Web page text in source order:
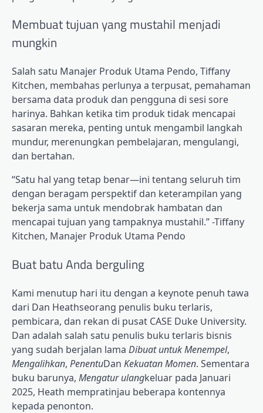
Membuat tujuan yang mustahil menjadi
mungkin
Salah satu Manajer Produk Utama Pendo, Tiffany
Kitchen, membahas perlunya a terpusat, pemahaman
bersama data produk dan pengguna di sesi sore
harinya. Bahkan ketika tim produk tidak mencapai
sasaran mereka, penting untuk mengambil langkah
mundur, merenungkan pembelajaran, mengulangi,
dan bertahan.
“Satu hal yang tetap benar—ini tentang seluruh tim
dengan beragam perspektif dan keterampilan yang
bekerja sama untuk mendobrak hambatan dan
mencapai tujuan yang tampaknya mustahil.” -Tiffany
Kitchen, Manajer Produk Utama Pendo
Buat batu Anda berguling
Kami menutup hari itu dengan a keynote penuh tawa
dari Dan Heathseorang penulis buku terlaris,
pembicara, dan rekan di pusat CASE Duke University.
Dan adalah salah satu penulis buku terlaris bisnis
yang sudah berjalan lama Dibuat untuk Menempel,
Mengalihkan, PenentuDan Kekuatan Momen. Sementara
buku barunya, Mengatur ulangkeluar pada Januari
2025, Heath mempratinjau beberapa kontennya
kepada penonton.